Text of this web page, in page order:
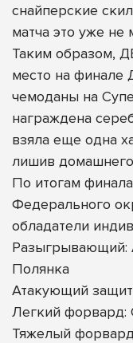
снайперские
матча это уже не
Таким образом,
место на финале
чемоданы на
награждена
взяла еще одна
лишив домашнего
По итогам
Федерального
обладатели
Разыгрывающий:
Полянка
Атакующий
Легкий форвард:
Тяжелый